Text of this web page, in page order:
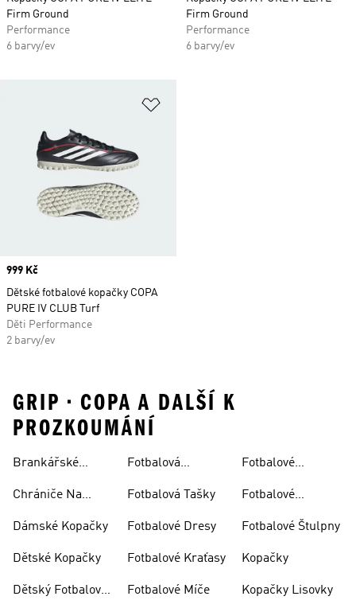
Firm Ground
Performance
6 barvy/ev
Firm Ground
Performance
6 barvy/ev
Price
999 Kč
Dětské fotbalové kopačky COPA
PURE IV CLUB Turf
Děti Performance
2 barvy/ev
GRIP • COPA A DALŠÍ K
PROZKOUMÁNÍ
Brankářské
Chrániče Na
Dámské Kopačky
Dětské Kopačky
Dětský Fotbalový
Fotbalová
Fotbalová Tašky
Fotbalové Dresy
Fotbalové Kraťasy
Fotbalové Míče
Fotbalové
Fotbalové
Fotbalové Štulpny
Kopačky
Kopačky Lisovky